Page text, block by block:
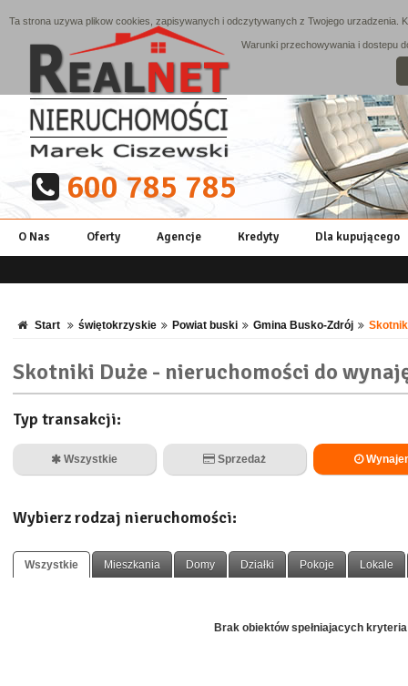
600 785 785
O Nas Oferty Agencje Kredyty Dla kupującego
Start świętokrzyskie Powiat buski Gmina Busko-Zdrój
Skotniki Duże - nieruchomości do
Typ transakcji:
Wszystkie Sprzedaż
Wybierz rodzaj nieruchomości:
Wszystkie Mieszkania Domy Działki Pokoje Lokale
Brak obiektów spełniajacych kryteria
Ta strona uzywa plikow cookies, zapisywanych i odczytywanych z Twojego
Warunki przechowywania i dostepu